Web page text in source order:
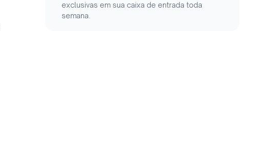
exclusivas em sua caixa de entrada toda
semana.